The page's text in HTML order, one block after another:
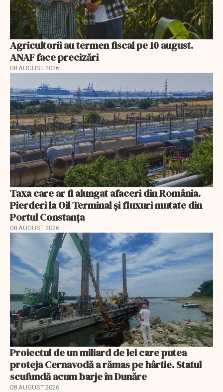
Agricultorii au termen fiscal pe 10 august.
ANAF face precizări
08 AUGUST 2026
Taxa care ar fi alungat afaceri din România.
Pierderi la Oil Terminal și fluxuri mutate din
Portul Constanța
08 AUGUST 2026
Proiectul de un miliard de lei care putea
proteja Cernavodă a rămas pe hârtie. Statul
scufundă acum barje în Dunăre
08 AUGUST 2026